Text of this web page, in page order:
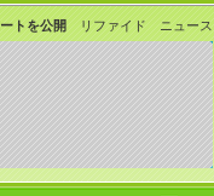
リファイド ニュース
トを公開